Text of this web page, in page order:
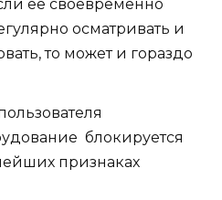
ее своевременно
осматривать и
то может и гораздо
блокируется
признаках